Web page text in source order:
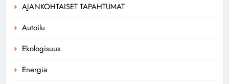
AJANKOHTAISET TAPAHTUMAT
Autoilu
Ekologisuus
Energia